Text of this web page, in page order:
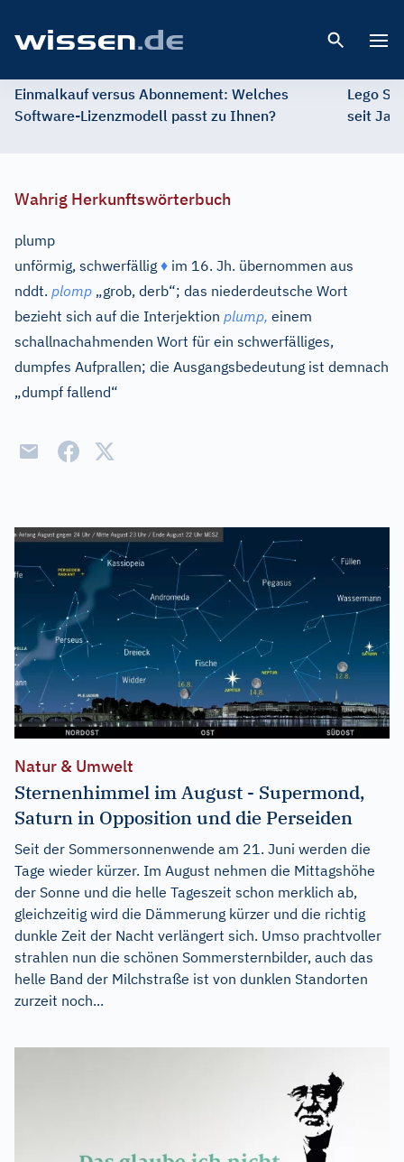
Einmalkauf versus Abonnement: Welches
Software-Lizenzmodell passt zu Ihnen?
Lego
seit
Wahrig Herkunftswörterbuch
plump
unförmig, schwerfällig ♦ im 16. Jh. übernommen aus
nddt. plomp „grob, derb“; das niederdeutsche Wort
bezieht sich auf die Interjektion plump, einem
schallnachahmenden Wort für ein schwerfälliges,
dumpfes Aufprallen; die Ausgangsbedeutung ist demnach
„dumpf fallend“
Natur & Umwelt
Sternenhimmel im August - Supermond,
Saturn in Opposition und die Perseiden
Seit der Sommersonnenwende am 21. Juni werden die
Tage wieder kürzer. Im August nehmen die Mittagshöhe
der Sonne und die helle Tageszeit schon merklich ab,
gleichzeitig wird die Dämmerung kürzer und die richtig
dunkle Zeit der Nacht verlängert sich. Umso prachtvoller
strahlen nun die schönen Sommersternbilder, auch das
helle Band der Milchstraße ist von dunklen Standorten
zurzeit noch...